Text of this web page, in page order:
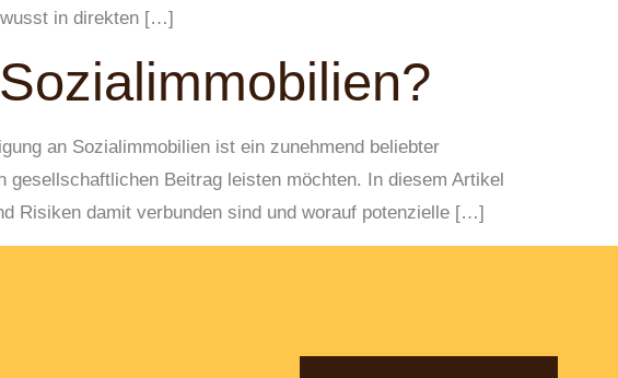
in direkten […]
an Sozialimmobilien ist ein zunehmend beliebter
Beitrag leisten möchten. In diesem Artikel
Risiken damit verbunden sind und worauf potenzielle […]